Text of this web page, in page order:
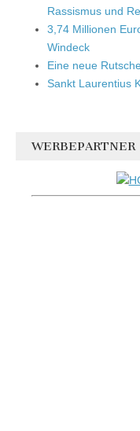
Rassismus und
3,74 Millionen
Windeck
Eine neue
Sankt Laurentius
WERBEPARTNER